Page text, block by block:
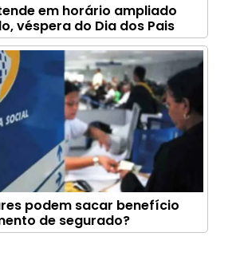
em horário ampliado
véspera do Dia dos Pais
podem sacar benefício
de segurado?